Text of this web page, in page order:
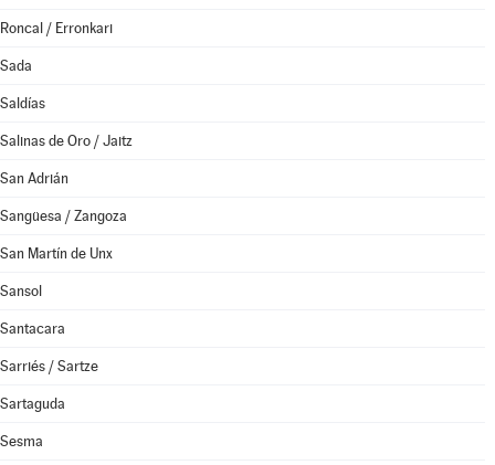
Roncal / Erronkari
Sada
Saldías
Salinas de Oro / Jaitz
San Adrián
Sangüesa / Zangoza
San Martín de Unx
Sansol
Santacara
Sarriés / Sartze
Sartaguda
Sesma